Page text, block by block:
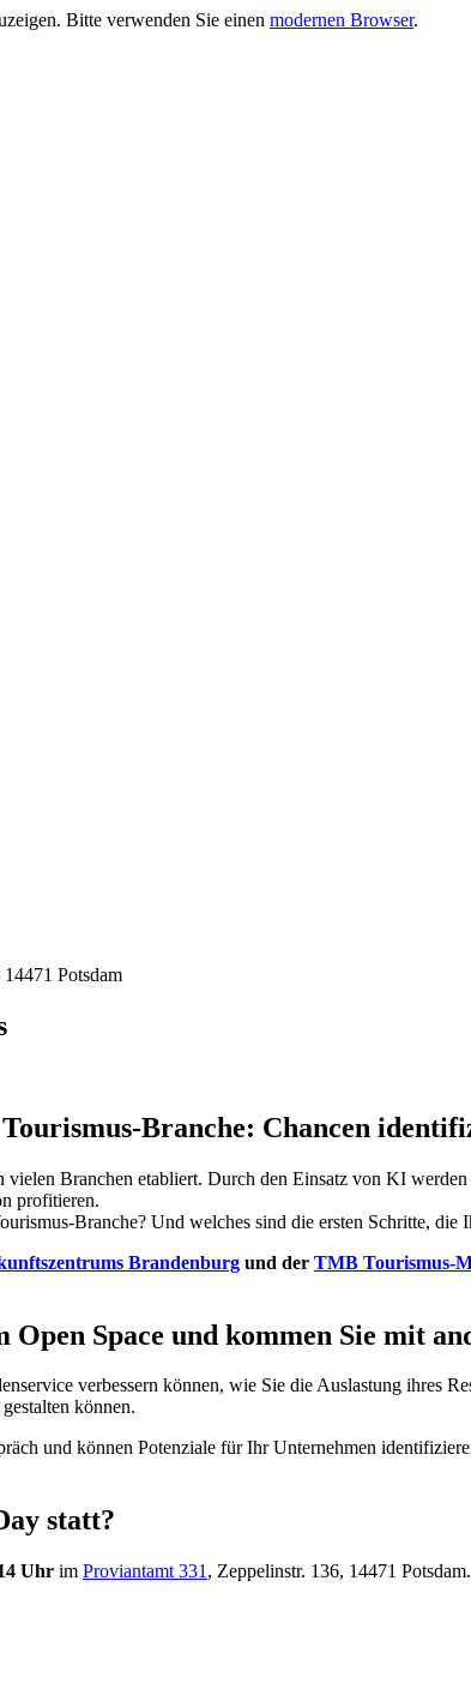
Bitte verwenden Sie einen modernen Browser.
Potsdam
Branche: Chancen
Branchen etabliert. Durch den Einsatz von KI
profitieren.
Branche? Und welches sind die ersten Schritte,
Brandenburg und der TMB Tourismus-
Space und kommen Sie mit
verbessern können, wie Sie die Auslastung ihres
können.
und können Potenziale für Ihr Unternehmen
statt?
Uhr im Proviantamt 331 , Zeppelinstr. 136, 14471 Potsdam.